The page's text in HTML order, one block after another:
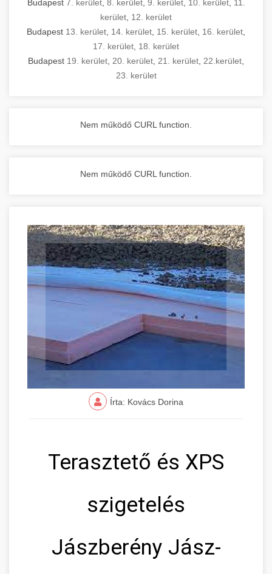
Budapest 7. kerület, 8. kerület, 9. kerület, 10. kerület, 11.
kerület 12. kerület
Budapest 13. kerület 14. kerület 15. kerület 16. kerület
17. kerület 18. kerület
Budapest 19. kerület 20. kerület 21. kerület 22.kerület
23. kerület
Nem működő CURL function.
Nem működő CURL function.
Írta: Kovács Dorina
Terasztető és XPS
szigetelés
Jászberény Jász-